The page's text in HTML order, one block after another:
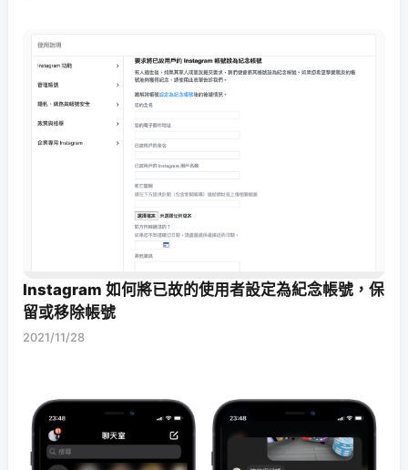
Instagram 如何將已故的使用者設定為紀念帳號，保
留或移除帳號
2021/11/28